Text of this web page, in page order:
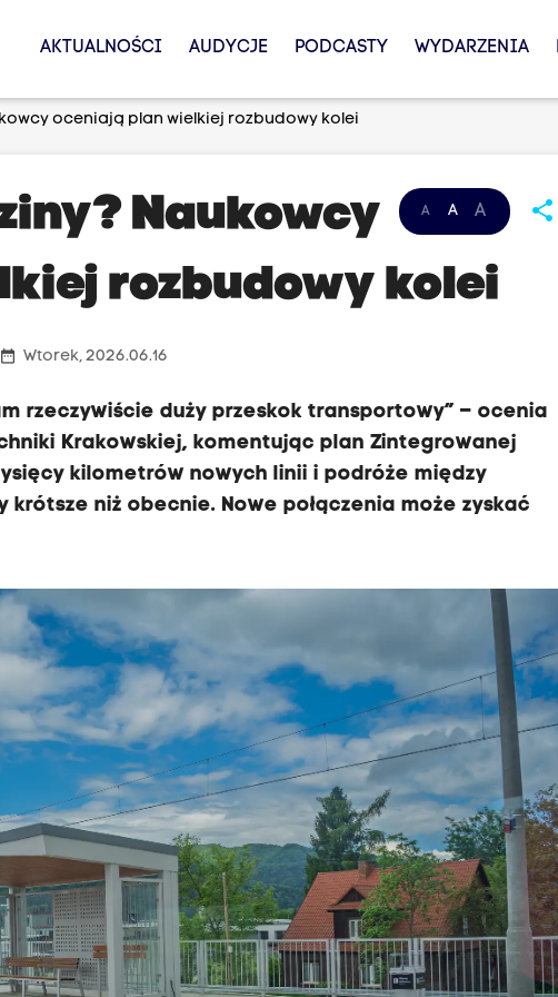
AKTUALNOŚCI AUDYCJE PODCASTY WYDARZENIA
oceniają plan wielkiej rozbudowy kolei
A A A share
Naukowcy
rozbudowy kolei
date_range Wtorek, 2026.06.16
rzeczywiście duży przeskok transportowy” – ocenia
Krakowskiej, komentując plan Zintegrowanej
kilometrów nowych linii i podróże między
niż obecnie. Nowe połączenia może zyskać